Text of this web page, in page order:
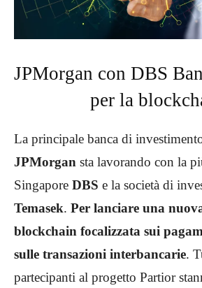
JPMorgan con DBS
per la
La principale banca di
JPMorgan sta lavorando con la
Singapore DBS e la società di
Temasek. Per lanciare una
blockchain focalizzata sui
sulle transazioni interbancarie.
partecipanti al progetto Partior